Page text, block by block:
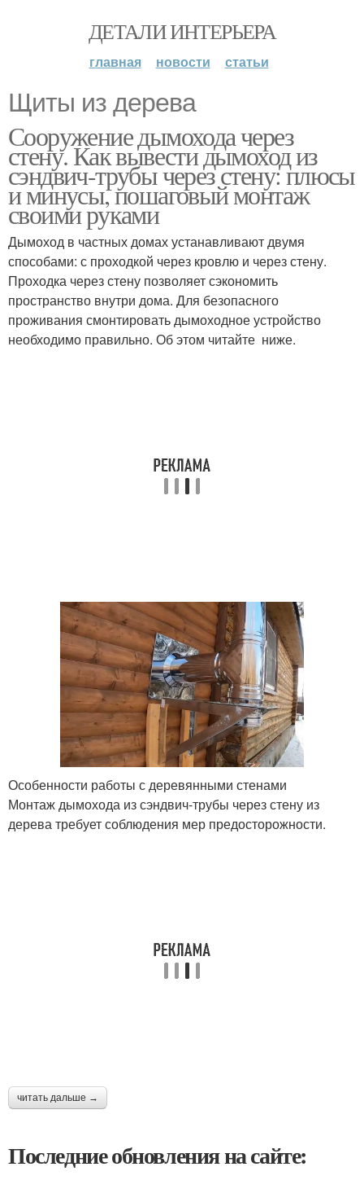
ДЕТАЛИ ИНТЕРЬЕРА
главная новости статьи
Щиты из дерева
Сооружение дымохода через
стену. Как вывести дымоход из
сэндвич-трубы через стену: плюсы
и минусы, пошаговый монтаж
своими руками
Дымоход в частных домах устанавливают двумя
способами: с проходкой через кровлю и через стену.
Проходка через стену позволяет сэкономить
пространство внутри дома. Для безопасного
проживания смонтировать дымоходное устройство
необходимо правильно. Об этом читайте ниже.
Особенности работы с деревянными стенами
Монтаж дымохода из сэндвич-трубы через стену из
дерева требует соблюдения мер предосторожности.
читать дальше →
Последние обновления на сайте: